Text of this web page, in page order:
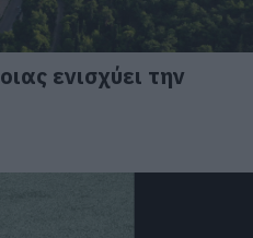
ενισχύει την